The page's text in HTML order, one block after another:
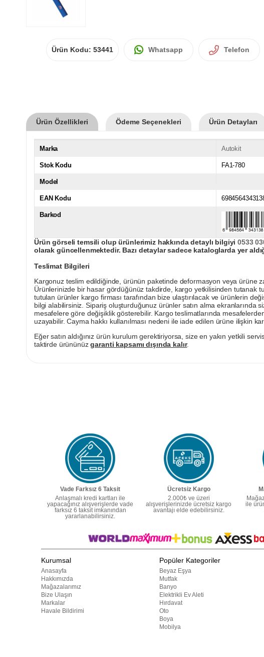
Ürün Kodu: 53441 Whatsapp Telefon
Ürün Özellikleri Ödeme Seçenekleri Ürün Detayları
Marka Autokit
Stok Kodu FA1-780
Model
EAN Kodu
Barkod
Ürün görseli temsili olup ürünlerimiz hakkında detaylı bilgiyi0533
olarak güncellenmektedir. Bazı detaylar sadece kataloglarda yer
Teslimat Bilgileri
Kargonuz teslim edildiğinde, ürünün paketinde deformasyon veya ürüne
Ürünlerinizde bir hasar gördüğünüz takdirde, kargo yetkilisinden tutanak
tutulan ürünler kargo firması tarafından bize ulaştırılacak ve ürünlerin
bilgi alabilirsiniz. Sipariş oluşturduğunuz ürünler satın alma
mesafelere göre değişiklik gösterebilir. Kargo teslimatlarında
uzayabilir. Cayma hakkı kullanılması nedeni ile iade edilen ürüne ilişkin
Eğer satın aldığınız ürün kurulum gerektiriyorsa, size en yakın yetkili
taktirde ürününüzgaranti kapsamı dışında kalır.
Vade Farksız 6 Taksit
Anlaşmalı kredi kartları ile
yapacağınız alışverişlerde vade
farksız 6 taksit imkanından
yararlanabilirsiniz.
Ücretsiz Kargo
2.000₺ ve üzeri
alışverişlerinizde ücretsiz kargo
avantajı elde edebilirsiniz.
ile
Kurumsal
Anasayfa
Hakkımızda
Mağazalarımız
Bize Ulaşın
Markalar
Havale Bildirimi
Popüler Kategoriler
Beyaz Eşya
Mutfak
Banyo
Elektrikli Ev Aleti
Hırdavat
Oto
Boya
Mobilya